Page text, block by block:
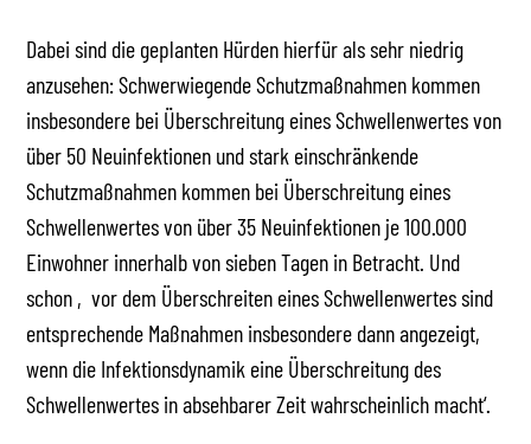
Dabei sind die geplanten Hürden hierfür als sehr niedrig
anzusehen: Schwerwiegende Schutzmaßnahmen kommen
insbesondere bei Überschreitung eines Schwellenwertes von
über 50 Neuinfektionen und stark einschränkende
Schutzmaßnahmen kommen bei Überschreitung eines
Schwellenwertes von über 35 Neuinfektionen je 100.000
Einwohner innerhalb von sieben Tagen in Betracht. Und
schon ‚vor dem Überschreiten eines Schwellenwertes sind
entsprechende Maßnahmen insbesondere dann angezeigt,
wenn die Infektionsdynamik eine Überschreitung des
Schwellenwertes in absehbarer Zeit wahrscheinlich macht‘.